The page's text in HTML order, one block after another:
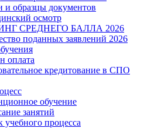
и образцы документов
осмотр
СРЕДНЕГО БАЛЛА 2026
поданных заявлений 2026
оплата
кредитование в СПО
обучение
занятий
учебного процесса